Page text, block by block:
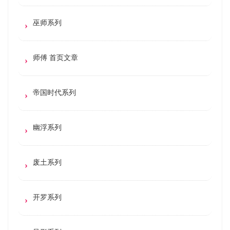
巫师系列
师傅 首页文章
帝国时代系列
幽浮系列
废土系列
开罗系列